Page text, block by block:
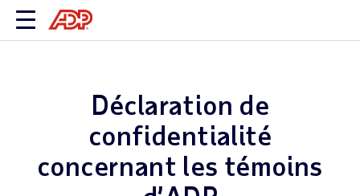
Déclaration de
confidentialité
concernant les témoins